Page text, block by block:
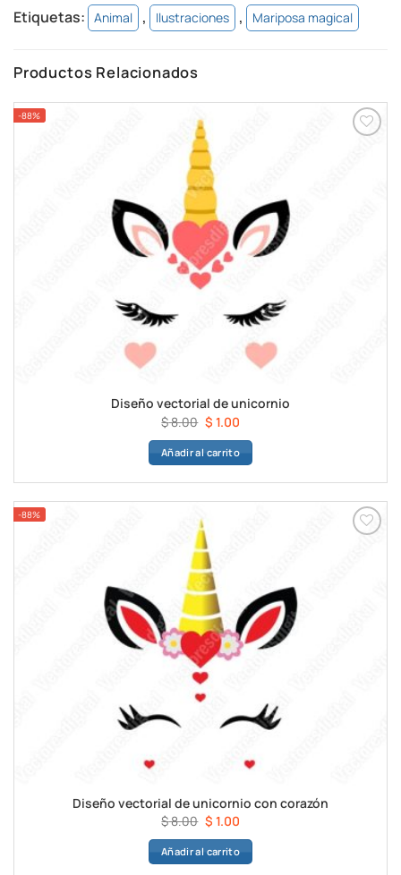
Etiquetas: Animal , Ilustraciones , Mariposa magical
Productos Relacionados
-88%
Diseño vectorial de unicornio
$8.00 El
precio
original
$ 8.00.
$ 1.00El
precio
actual
$ 1.00.
Añadir al carrito
-88%
Diseño vectorial de unicornio con corazón
$8.00 El
precio
original
$ 1.00El
precio
actual
Añadir al carrito